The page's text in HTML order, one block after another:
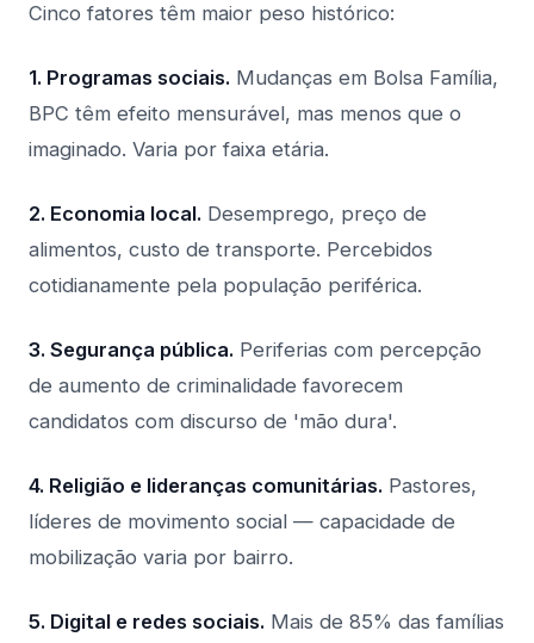
Cinco fatores têm maior peso histórico:
1. Programas sociais. Mudanças em Bolsa Família,
BPC têm efeito mensurável, mas menos que o
imaginado. Varia por faixa etária.
2. Economia local. Desemprego, preço de
alimentos, custo de transporte. Percebidos
cotidianamente pela população periférica.
3. Segurança pública. Periferias com percepção
de aumento de criminalidade favorecem
candidatos com discurso de 'mão dura'.
4. Religião e lideranças comunitárias. Pastores,
líderes de movimento social — capacidade de
mobilização varia por bairro.
5. Digital e redes sociais. Mais de 85% das famílias